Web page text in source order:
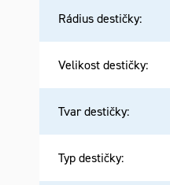
Rádius destičky:
Velikost destičky:
Tvar destičky:
Typ destičky: